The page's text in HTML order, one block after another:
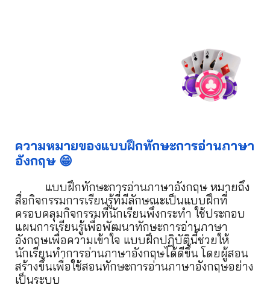
ความหมายของแบบฝึกทักษะการอ่านภาษา
อังกฤษ 😁
แบบฝึกทักษะการอ่านภาษาอังกฤษ หมายถึง
สื่อกิจกรรมการเรียนรู้ที่มีลักษณะเป็นแบบฝึกที่
ครอบคลุมกิจกรรมที่นักเรียนพึงกระทำ ใช้ประกอบ
แผนการเรียนรู้เพื่อพัฒนาทักษะการอ่านภาษา
อังกฤษเพื่อความเข้าใจ แบบฝึกปฏิบัตินี้ช่วยให้
นักเรียนทำการอ่านภาษาอังกฤษได้ดีขึ้น โดยผู้สอน
สร้างขึ้นเพื่อใช้สอนทักษะการอ่านภาษาอังกฤษอย่าง
เป็นระบบ